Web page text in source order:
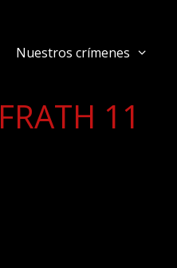
Nuestros crímenes
FRATH 11